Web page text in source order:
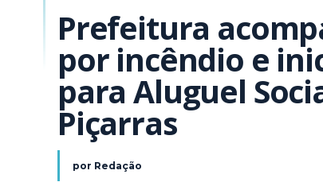
Prefeitura
por incêndio e
para Aluguel
Piçarras
por Redação